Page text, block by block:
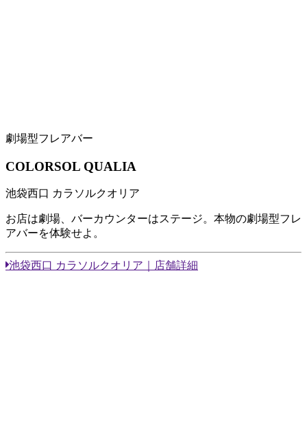
劇場型フレアバー
COLORSOL QUALIA
池袋西口 カラソルクオリア
お店は劇場、バーカウンターはステージ。本物の劇場型フレ
アバーを体験せよ。
池袋西口 カラソルクオリア｜店舗詳細